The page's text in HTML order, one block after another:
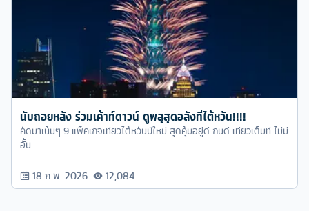
นับถอยหลัง ร่วมเค้าท์ดาวน์ ดูพลุสุดอลังที่ไต้หวัน!!!!
คัดมาเน้นๆ 9 แพ็คเกจเที่ยวไต้หวันปีใหม่ สุดคุ้มอยู่ดี กินดี เที่ยวเต็มที่ ไม่มี
อั้น
18 ก.พ. 2026 12,084